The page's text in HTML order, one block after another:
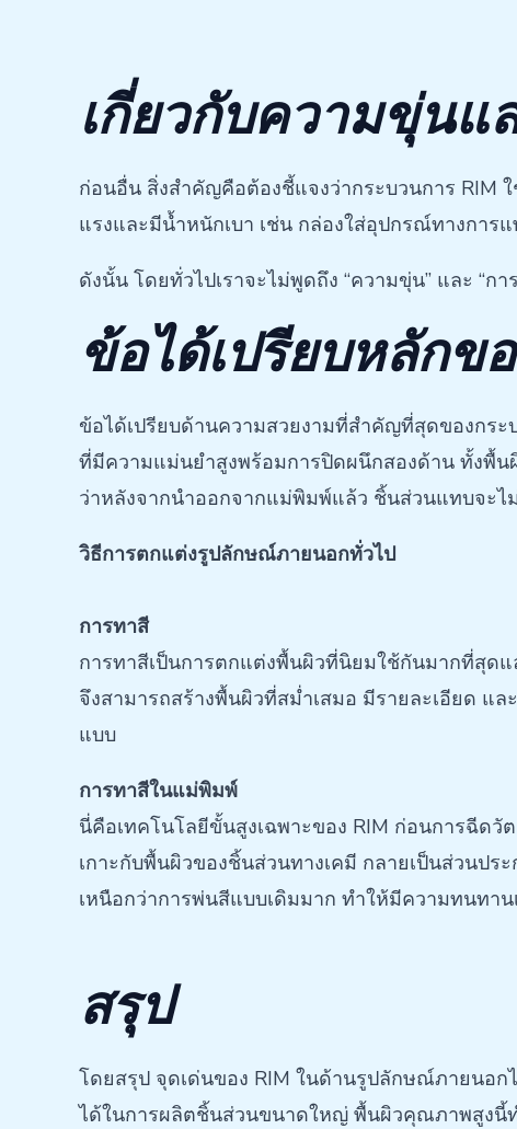
เกี่ยวกับความขุ่นแ
ก่อนอื่น สิ่งสำคัญคือต้องชี้แจงว่ากระบวนการ RIM
แรงและมีน้ำหนักเบา เช่น กล่องใส่อุปกรณ์ทางกา
ดังนั้น โดยทั่วไปเราจะไม่พูดถึง “ความขุ่น” และ “
ข้อได้เปรียบหลักข
ข้อได้เปรียบด้านความสวยงามที่สำคัญที่สุดของกร
ที่มีความแม่นยำสูงพร้อมการปิดผนึกสองด้าน ทั้งพื้น
ว่าหลังจากนำออกจากแม่พิมพ์แล้ว ชิ้นส่วนแทบจะไ
วิธีการตกแต่งรูปลักษณ์ภายนอกทั่วไป
การทาสี
การทาสีเป็นการตกแต่งพื้นผิวที่นิยมใช้กันมากที่สุด
จึงสามารถสร้างพื้นผิวที่สม่ำเสมอ มีรายละเอียด
แบบ
การทาสีในแม่พิมพ์
นี่คือเทคโนโลยีขั้นสูงเฉพาะของ RIM ก่อนการฉีด
เกาะกับพื้นผิวของชิ้นส่วนทางเคมี กลายเป็นส่วนป
เหนือกว่าการพ่นสีแบบเดิมมาก ทำให้มีความทนทาน
สรุป
โดยสรุป จุดเด่นของ RIM ในด้านรูปลักษณ์ภายนอ
ได้ในการผลิตชิ้นส่วนขนาดใหญ่ พื้นผิวคุณภาพสูงนี้